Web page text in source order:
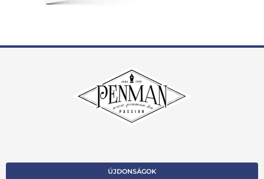
ÚJDONSÁGOK